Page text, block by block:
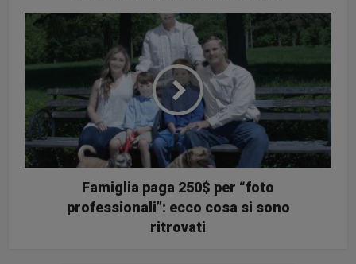
Famiglia paga 250$ per “foto
professionali”: ecco cosa si sono
ritrovati